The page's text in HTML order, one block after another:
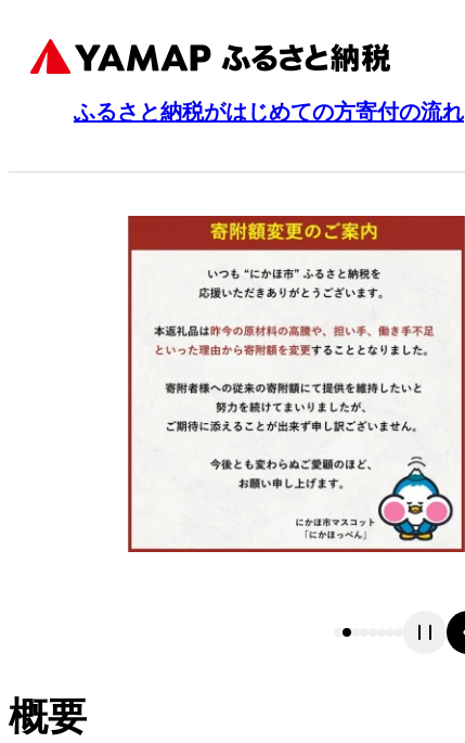
ふるさと納税がはじめての方寄付の流れ
概要